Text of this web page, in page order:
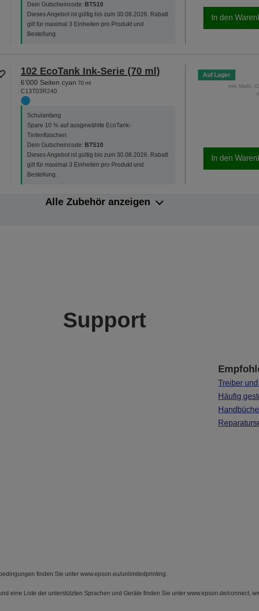
Dein Gutscheincode: BTS10
Dieses Angebot ist gültig bis zum 30.08.2026. Rabatt
gilt für maximal 3 Einheiten pro Produkt und
Bestellung.
In den
102 EcoTank Ink-Serie (70 ml)
6’000 Seiten cyan 70 ml
C13T03R240
Schulanfang
Spare 10 % auf ausgewählte EcoTank-
Tintenflaschen.
Dein Gutscheincode: BTS10
Dieses Angebot ist gültig bis zum 30.08.2026. Rabatt
gilt für maximal 3 Einheiten pro Produkt und
Bestellung.
Auf Lager
inkl. MwSt.
In den
Alle Zubehör anzeigen
Support
Treiber
Häufig
finden Sie unter www.epson.eu/unlimitedprinting.
eine Liste der unterstützten Sprachen und Geräte finden Sie unter www.epson.de/connect,